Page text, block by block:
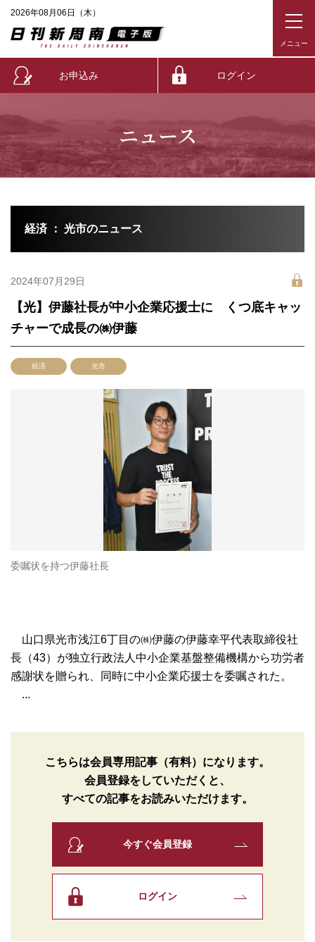
2026年08月06日（木）
お申込み ログイン
ニュース
経済 ： 光市のニュース
2024年07月29日
【光】伊藤社長が中小企業応援士に くつ底キャッ
チャーで成長の㈱伊藤
経済 光市
委嘱状を持つ伊藤社長
山口県光市浅江6丁目の㈱伊藤の伊藤幸平代表取締役社
長（43）が独立行政法人中小企業基盤整備機構から功労者
感謝状を贈られ、同時に中小企業応援士を委嘱された。
...
こちらは会員専用記事（有料）になります。
会員登録をしていただくと、
すべての記事をお読みいただけます。
今すぐ会員登録
ログイン